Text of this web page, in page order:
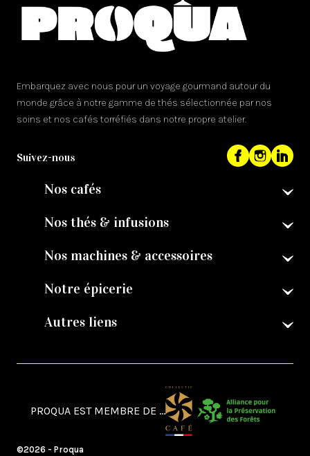
Embarquez avec nous pour un voyage gourmand autour du
monde grâce à notre gamme de thés sélectionnée par nos
soins et nos cafés torréfiés dans notre propre atelier.
Suivez-nous
Nos cafés
Nos thés & infusions
Nos machines & accessoires
Notre épicerie
Autres liens
PROQUA EST MEMBRE DE ...
©2026 - Proqua